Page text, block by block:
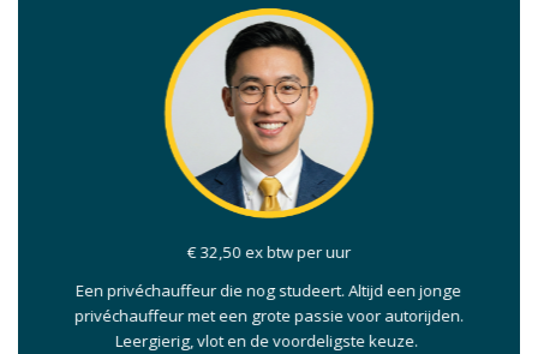
€ 32,50 ex btw per uur
Een privéchauffeur die nog studeert. Altijd een jonge
privéchauffeur met een grote passie voor autorijden.
Leergierig, vlot en de voordeligste keuze.